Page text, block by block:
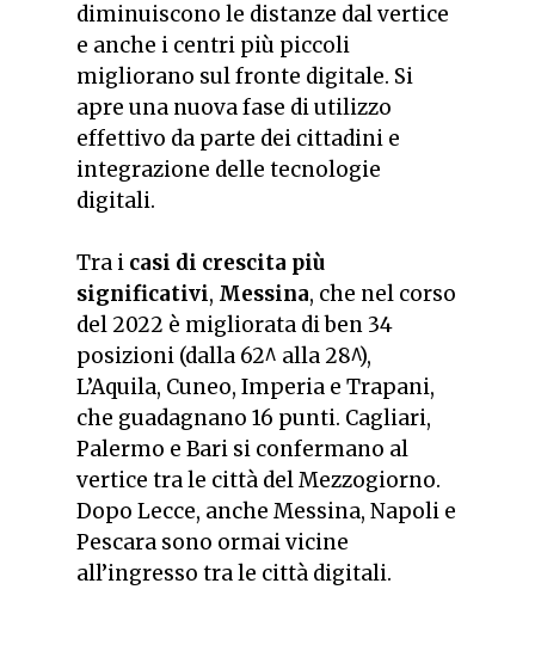
diminuiscono le distanze dal vertice
e anche i centri più piccoli
migliorano sul fronte digitale. Si
apre una nuova fase di utilizzo
effettivo da parte dei cittadini e
integrazione delle tecnologie
digitali.
Tra i casi di crescita più
significativi, Messina, che nel corso
del 2022 è migliorata di ben 34
posizioni (dalla 62^ alla 28^),
L’Aquila, Cuneo, Imperia e Trapani,
che guadagnano 16 punti. Cagliari,
Palermo e Bari si confermano al
vertice tra le città del Mezzogiorno.
Dopo Lecce, anche Messina, Napoli e
Pescara sono ormai vicine
all’ingresso tra le città digitali.